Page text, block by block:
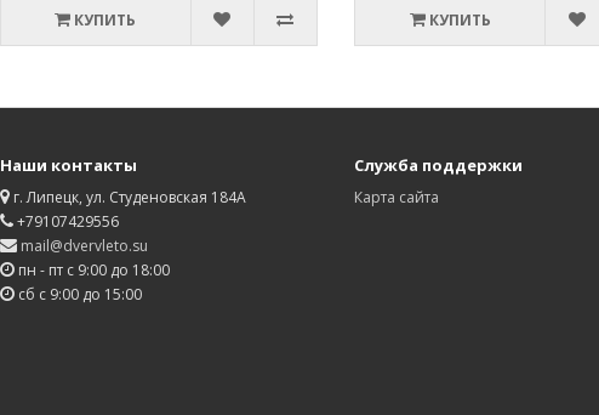
КУПИТЬ КУПИТЬ
Наши контакты
г. Липецк, ул. Студеновская 184А
+79107429556
mail@dvervleto.su
пн - пт с 9:00 до 18:00
сб с 9:00 до 15:00
Служба поддержки
Карта сайта